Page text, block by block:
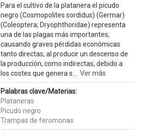
Para el cultivo de la platanera el picudo
negro (Cosmopolites sordidus) (Germar)
(Coleoptera; Dryophthoridae) representa
una de las plagas más importantes,
causando graves pérdidas económicas
tanto directas, al producir un descenso de
la producción, como indirectas, debido a
los costes que genera s... Ver más
Palabras clave/Materias:
Plataneras
Picudo negro
Trampas de feromonas